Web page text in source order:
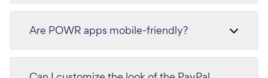
Are POWR apps mobile-friendly?